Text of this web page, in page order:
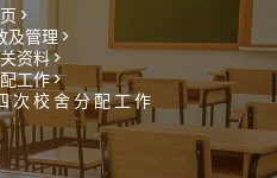
>
及管理 >
资料 >
工作 >
次 校 舍 分 配 工 作